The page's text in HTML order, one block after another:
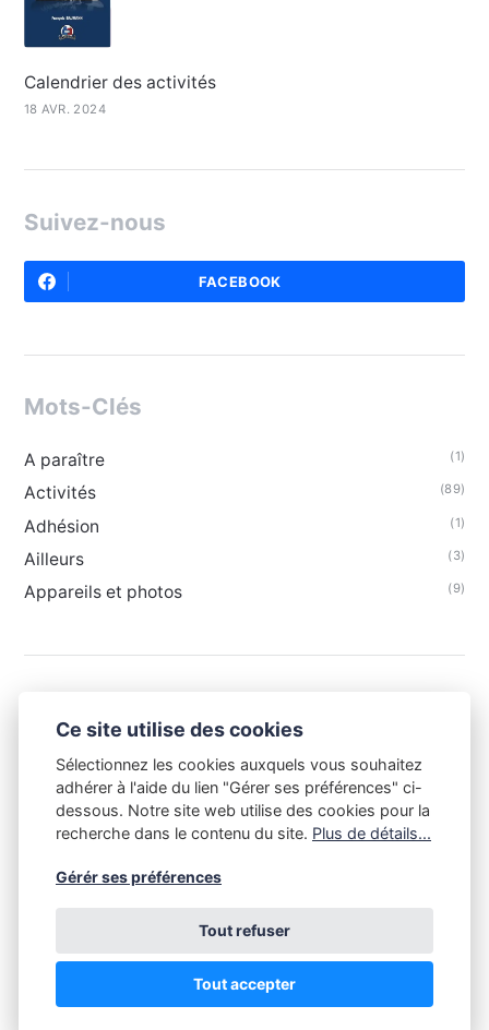
Calendrier des activités
18 AVR. 2024
Suivez-nous
FACEBOOK
Mots-Clés
A paraître (1)
Activités (89)
Adhésion (1)
Ailleurs (3)
Appareils et photos (9)
Tout le contenu de ce site est la propriété du Club Niépce-
Lumière et est soumis aux règles du droit d'auteur. Toute copie
sans l'accord du Club Niépce-Lumière, quelle qu'en soit la
destination, est illégale. Copyright Club Niépce-Lumière
Ce site utilise des cookies
Sélectionnez les cookies auxquels vous souhaitez
adhérer à l'aide du lien "Gérer ses préférences" ci-
dessous. Notre site web utilise des cookies pour la
recherche dans le contenu du site. Plus de détails...
Gérér ses préférences
Tout refuser
Tout accepter